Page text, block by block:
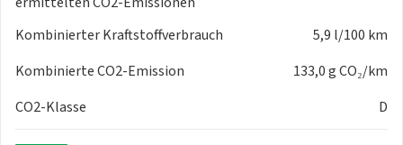
- Pannenset
- Reifendruck-Kontrolle
- Kontrastlackierung
- Heckspoiler
Kombinierter Kraftstoffverbrauch
5,9 l/100 km
Kombinierte CO2-Emission
133,0 g CO₂/km
CO2-Klasse
D